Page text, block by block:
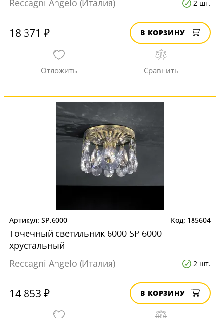
Reccagni Angelo (Италия)
2 шт.
18 371 ₽ В КОРЗИНУ
SP.6000 185604
Точечный светильник 6000 SP 6000
хрустальный
Reccagni Angelo (Италия)
2 шт.
14 853 ₽ В КОРЗИНУ